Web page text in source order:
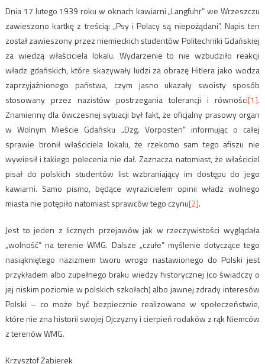
Dnia 17 lutego 1939 roku w oknach kawiarni „Langfuhr” we Wrzeszczu
zawieszono kartkę z treścią: „Psy i Polacy są niepożądani”. Napis ten
został zawieszony przez niemieckich studentów Politechniki Gdańskiej
za wiedzą właściciela lokalu. Wydarzenie to nie wzbudziło reakcji
władz gdańskich, które skazywały ludzi za obrazę Hitlera jako wodza
zaprzyjaźnionego państwa, czym jasno ukazały swoisty sposób
stosowany przez nazistów postrzegania tolerancji i równości[1].
Znamienny dla ówczesnej sytuacji był fakt, że oficjalny prasowy organ
w Wolnym Mieście Gdańsku „Dzg. Vorposten” informując o całej
sprawie bronił właściciela lokalu, że rzekomo sam tego afiszu nie
wywiesił i takiego polecenia nie dał. Zaznacza natomiast, że właściciel
pisał do polskich studentów list wzbraniający im dostępu do jego
kawiarni. Samo pismo, będące wyrazicielem opinii władz wolnego
miasta nie potępiło natomiast sprawców tego czynu[2].
Jest to jeden z licznych przejawów jak w rzeczywistości wyglądała
„wolność” na terenie WMG. Dalsze „czułe” myślenie dotyczące tego
nasiąkniętego nazizmem tworu wrogo nastawionego do Polski jest
przykładem albo zupełnego braku wiedzy historycznej (co świadczy o
jej niskim poziomie w polskich szkołach) albo jawnej zdrady interesów
Polski – co może być bezpiecznie realizowane w społeczeństwie,
które nie zna historii swojej Ojczyzny i cierpień rodaków z rąk Niemców
z terenów WMG.
Krzysztof Żabierek